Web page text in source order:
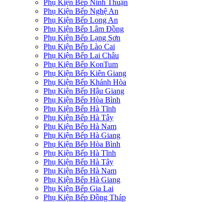
Phụ Kiện Bếp Ninh Thuận
Phụ Kiện Bếp Nghệ An
Phụ Kiện Bếp Long An
Phụ Kiện Bếp Lâm Đồng
Phụ Kiện Bếp Lạng Sơn
Phụ Kiện Bếp Lào Cai
Phụ Kiện Bếp Lai Châu
Phụ Kiện Bếp KonTum
Phụ Kiện Bếp Kiên Giang
Phụ Kiện Bếp Khánh Hòa
Phụ Kiện Bếp Hậu Giang
Phụ Kiện Bếp Hòa Bình
Phụ Kiện Bếp Hà Tĩnh
Phụ Kiện Bếp Hà Tây
Phụ Kiện Bếp Hà Nam
Phụ Kiện Bếp Hà Giang
Phụ Kiện Bếp Hòa Bình
Phụ Kiện Bếp Hà Tĩnh
Phụ Kiện Bếp Hà Tây
Phụ Kiện Bếp Hà Nam
Phụ Kiện Bếp Hà Giang
Phụ Kiện Bếp Gia Lai
Phụ Kiện Bếp Đồng Tháp